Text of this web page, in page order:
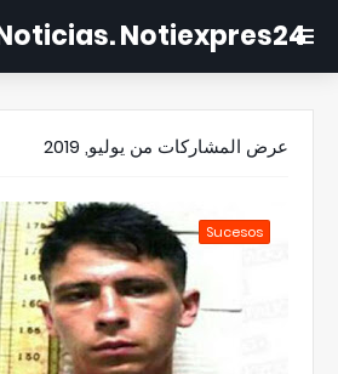
Notiexpres24
عرض المشاركات من يوليو, 2019
Sucesos